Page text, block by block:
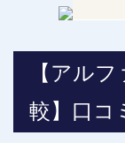
【アル
較】口コ